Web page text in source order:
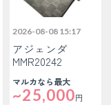
2026-08-08 15:17
アジェンダ
MMR20242
マルカなら最大
~25,000円